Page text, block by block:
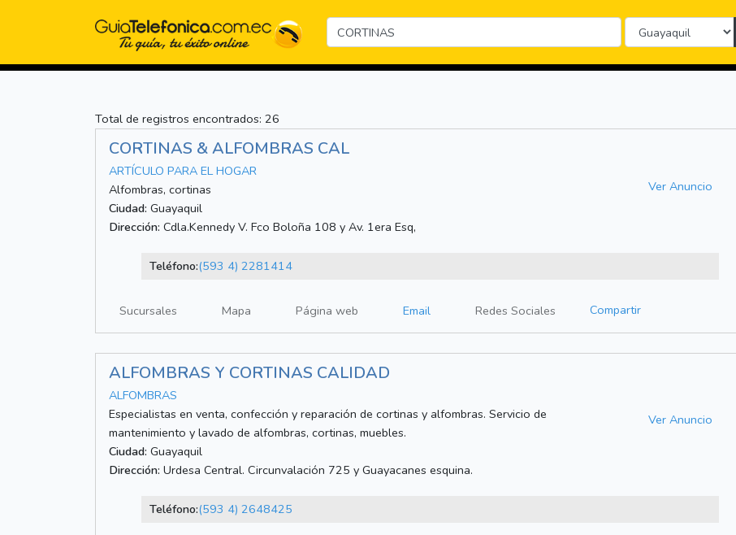
Total de registros encontrados: 26
CORTINAS & ALFOMBRAS CAL
ARTÍCULO PARA EL HOGAR
Alfombras, cortinas
Ciudad: Guayaquil
Dirección: Cdla.Kennedy V. Fco Boloña 108 y Av. 1era Esq,
Ver Anuncio
Teléfono:(593 4) 2281414
Sucursales Mapa Página web Email Redes Sociales Compartir
ALFOMBRAS Y CORTINAS CALIDAD
ALFOMBRAS
Especialistas en venta, confección y reparación de cortinas y alfombras. Servicio de
mantenimiento y lavado de alfombras, cortinas, muebles.
Ciudad: Guayaquil
Dirección: Urdesa Central. Circunvalación 725 y Guayacanes esquina.
Ver Anuncio
Teléfono:(593 4) 2648425